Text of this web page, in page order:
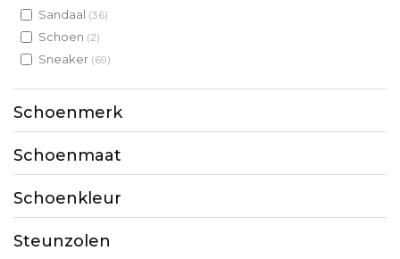
Sandaal (36)
Schoen (2)
Sneaker (69)
Schoenmerk
Schoenmaat
Schoenkleur
Steunzolen